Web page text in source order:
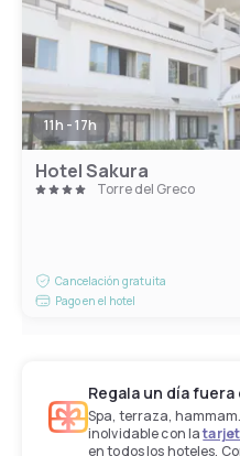
11h - 17h
Hotel Sakura
Torre del Greco
Cancelación gratuita
Pago en el hotel
Regala un día
Spa, terraza,
inolvidable con la
en todos los hoteles.